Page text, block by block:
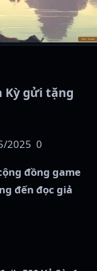
Kỳ gửi tặng
2025 0
đồng game
đến đọc giả